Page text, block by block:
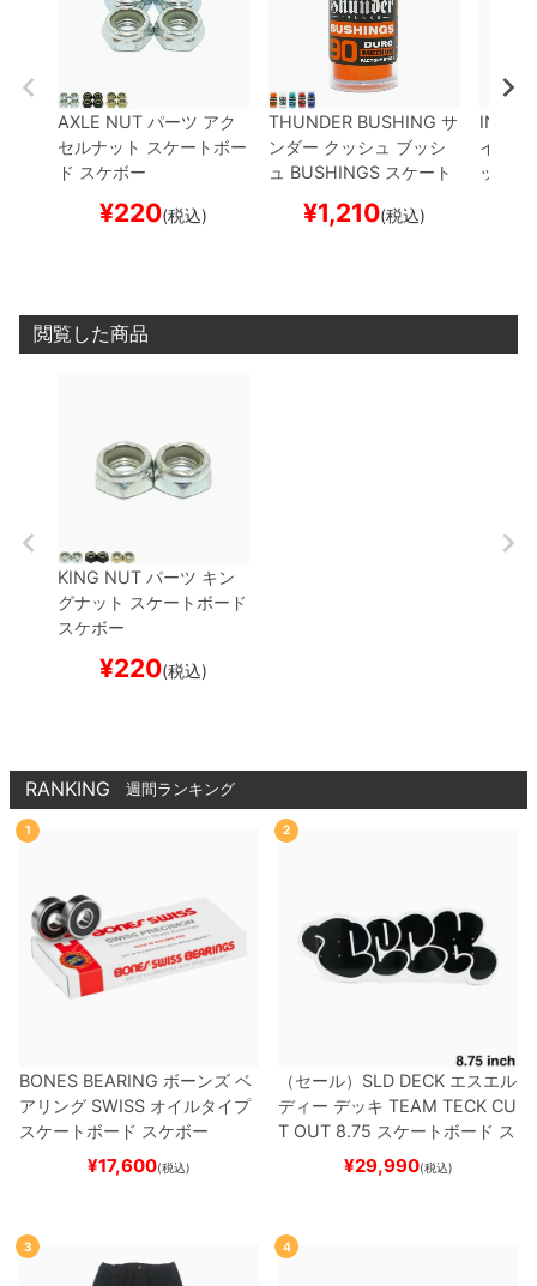
AXLE NUT パーツ アク
セルナット スケートボー
ド スケボー
¥220(税込)
THUNDER BUSHING サ
ンダー クッシュ ブッシ
ュ BUSHINGS スケート
¥1,210(税込)
インデ
ット
閲覧した商品
KING NUT パーツ キン
グナット スケートボード
スケボー
¥220(税込)
RANKING 週間ランキング
1
BONES BEARING ボーンズ ベ
アリング SWISS オイルタイプ
スケートボード スケボー
¥17,600(税込)
2
（セール） SLD DECK エスエル
ディー デッキ TEAM TECK CU
T OUT 8.75 スケートボード ス
¥29,990(税込)
3 4